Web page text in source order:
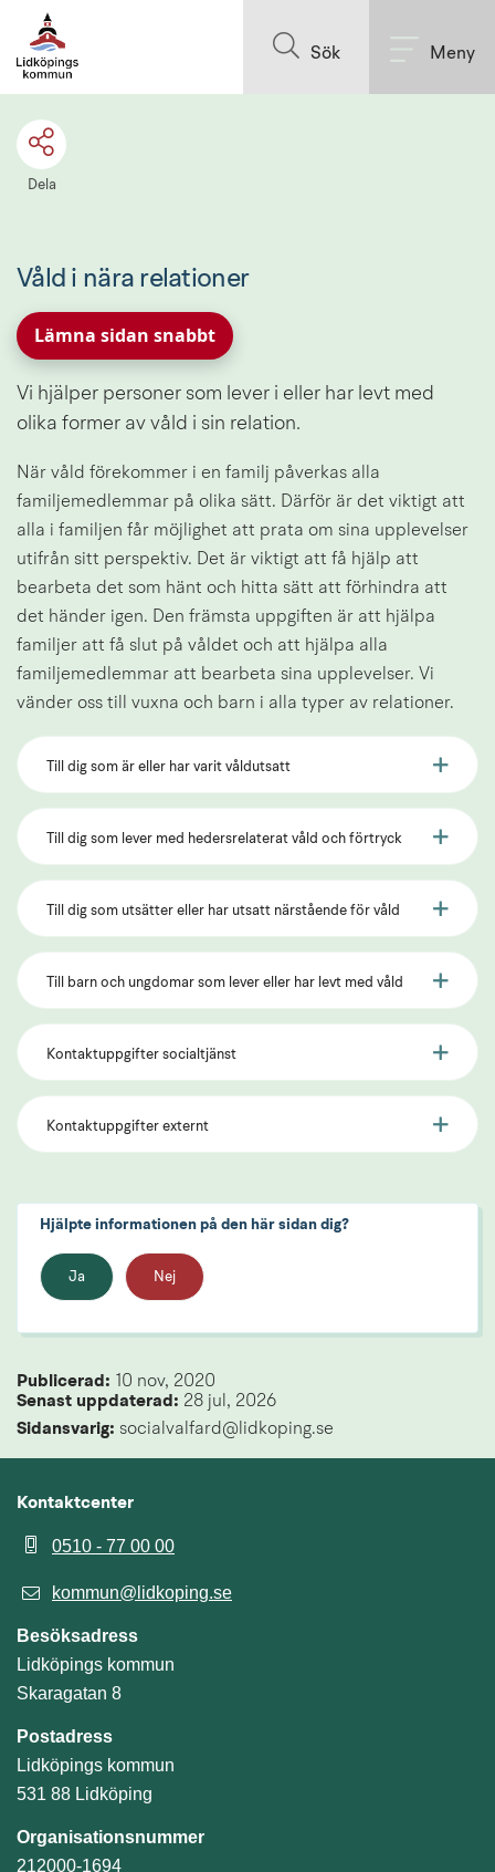
Sök Meny
Dela
Våld i nära relationer
Lämna sidan snabbt
Vi hjälper personer som lever i eller har levt med
olika former av våld i sin relation.
När våld förekommer i en familj påverkas alla
familjemedlemmar på olika sätt. Därför är det viktigt att
alla i familjen får möjlighet att prata om sina upplevelser
utifrån sitt perspektiv. Det är viktigt att få hjälp att
bearbeta det som hänt och hitta sätt att förhindra att
det händer igen. Den främsta uppgiften är att hjälpa
familjer att få slut på våldet och att hjälpa alla
familjemedlemmar att bearbeta sina upplevelser. Vi
vänder oss till vuxna och barn i alla typer av relationer.
Till dig som är eller har varit våldutsatt
Till dig som lever med hedersrelaterat våld och förtryck
Till dig som utsätter eller har utsatt närstående för våld
Till barn och ungdomar som lever eller har levt med våld
Kontaktuppgifter socialtjänst
Kontaktuppgifter externt
Hjälpte informationen på den här sidan dig?
Ja Nej
Publicerad:
10 nov, 2020
Senast uppdaterad: 28 jul, 2026
Sidansvarig: socialvalfard@lidkoping.se
Kontaktcenter
0510 - 77 00 00
kommun@lidkoping.se
Besöksadress
Lidköpings kommun
Skaragatan 8
Postadress
Lidköpings kommun
531 88 Lidköping
Organisationsnummer
212000-1694